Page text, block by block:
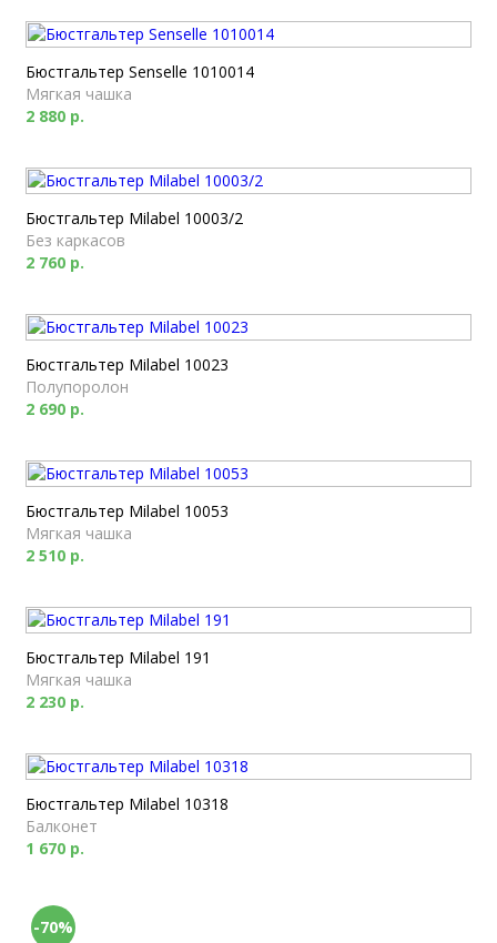
Бюстгальтер Senselle 1010014
Мягкая чашка
2 880 р.
Бюстгальтер Milabel 10003/2
Без каркасов
2 760 р.
Бюстгальтер Milabel 10023
Полупоролон
2 690 р.
Бюстгальтер Milabel 10053
Мягкая чашка
2 510 р.
Бюстгальтер Milabel 191
Мягкая чашка
2 230 р.
Бюстгальтер Milabel 10318
Балконет
1 670 р.
-70%